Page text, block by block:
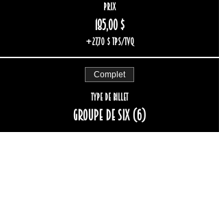
Prix
185,00 $
+27,70 $ TPS/TVQ
Complet
Type de billet
Groupe de six (6)